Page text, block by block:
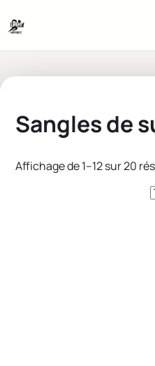
Sangles de
Affichage de 1–12 sur 20